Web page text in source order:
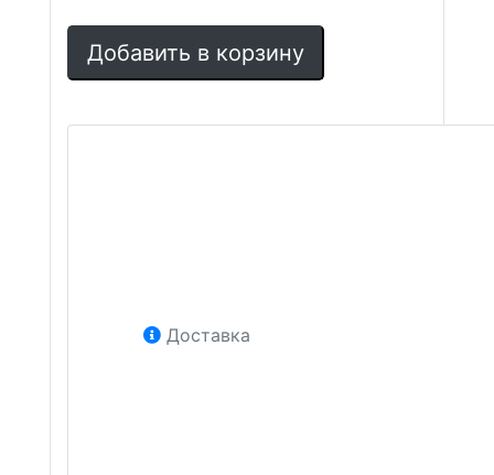
Добавить в корзину
Доставка